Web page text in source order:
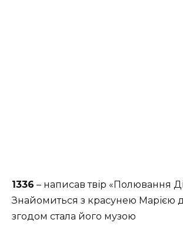
1336 – написав твір «Полювання
Знайомиться з красунею Марією
згодом стала його музою